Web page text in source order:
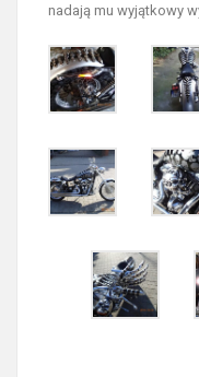
nadają mu wyjątkowy